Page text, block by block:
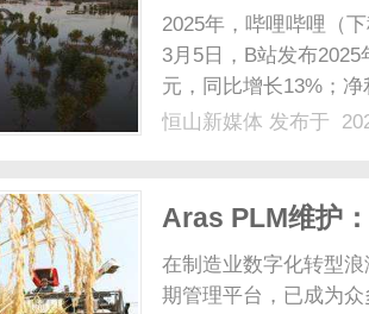
2025年，哔哩哔哩（
3月5日，B站发布
元，同比增长13%；
实现同比扭亏。B站董
恒山新媒体 发布于
Aras PLM维护
在制造业数字化转型
期管理平台，已成为